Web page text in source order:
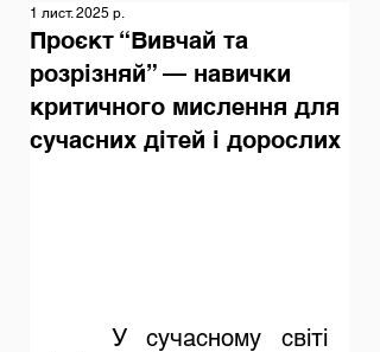
Проєкт “Вивчай та
розрізняй” — навички
критичного мислення для
сучасних дітей і дорослих
1 лист. 2025 р.